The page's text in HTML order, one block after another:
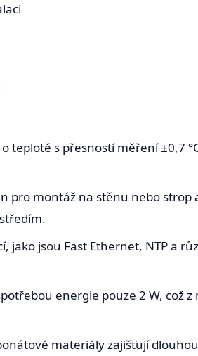
teplotě s přesností měření ±0,7
pro montáž na stěnu nebo strop
jsou Fast Ethernet, NTP a
energie pouze 2 W, což
materiály zajišťují